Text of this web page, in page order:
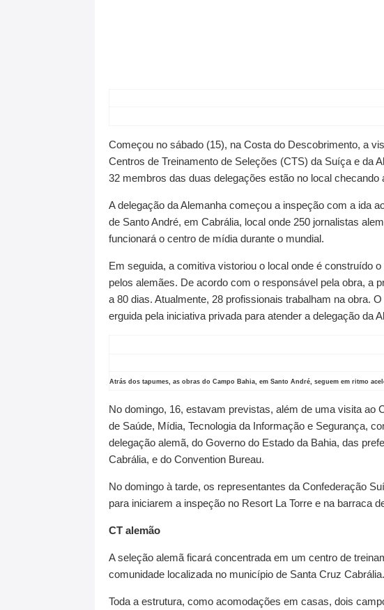
Começou no sábado (15), na Costa do Descobrimento, a
Centros de Treinamento de Seleções (CTS) da Suíça e da
32 membros das duas delegações estão no local checando
A delegação da Alemanha começou a inspeção com a ida
de Santo André, em Cabrália, local onde 250 jornalistas
funcionará o centro de mídia durante o mundial.
Em seguida, a comitiva vistoriou o local onde é construído
pelos alemães. De acordo com o responsável pela obra, a
a 80 dias. Atualmente, 28 profissionais trabalham na obra.
erguida pela iniciativa privada para atender a delegação da
Atrás dos tapumes, as obras do Campo Bahia, em Santo André, seguem em ritmo
No domingo, 16, estavam previstas, além de uma visita ao
de Saúde, Mídia, Tecnologia da Informação e Segurança,
delegação alemã, do Governo do Estado da Bahia, das
Cabrália, e do Convention Bureau.
No domingo à tarde, os representantes da Confederação
para iniciarem a inspeção no Resort La Torre e na barraca
CT alemão
A seleção alemã ficará concentrada em um centro de
comunidade localizada no município de Santa Cruz Cabrália.
Toda a estrutura, como acomodações em casas, dois